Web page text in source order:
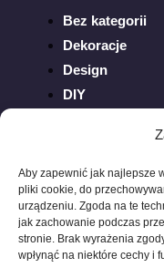
Aby zapewnić jak najlepsze
pliki cookie, do
urządzeniu. Zgoda na te
jak zachowanie podczas
stronie. Brak wyrażenia
wpłynąć na niektóre cechy i
Bez kategorii
Dekoracje
Design
DIY
Porady
Sztuka
Trendy
Wnętrza